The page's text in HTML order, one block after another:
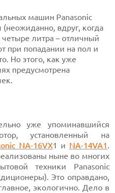
машин Panasonic
(неожиданно, вдруг, когда
литра – отличный
при попадании на пол и
Но этого, как уже
предусмотрена
уже упоминавшийся
установленный на
NA-16VX1 и NA-14VA1 .
ныне во многих
техники Panasonic
Это оправдано,
экологично. Дело в